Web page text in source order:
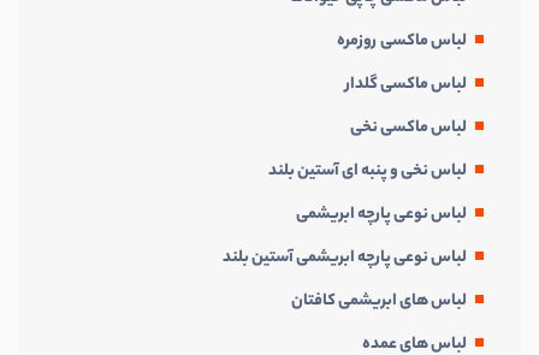
لباس ماکسی روزمره
لباس ماکسی گلدار
لباس ماکسی نخی
لباس نخی و پنبه ای آستین بلند
لباس نوعی پارچه ابریشمی
لباس نوعی پارچه ابریشمی آستین بلند
لباس های ابریشمی کافتان
لباس های عمده